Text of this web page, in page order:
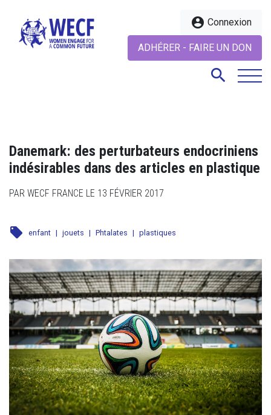
account_circle Connexion
ADHÉRER - FAIRE UN DON
search
search
Danemark: des perturbateurs endocriniens
indésirables dans des articles en plastique
PAR WECF FRANCE LE 13 FÉVRIER 2017
local_offer enfant | jouets | Phtalates | plastiques